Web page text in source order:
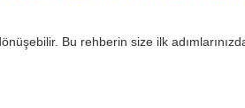
Bu rehberin size ilk